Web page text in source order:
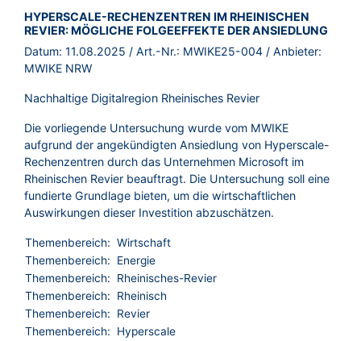
BROSCHÜRE:
HYPERSCALE-RECHENZENTREN IM RHEINISCHEN
REVIER: MÖGLICHE FOLGEEFFEKTE DER ANSIEDLUNG
Datum: 11.08.2025 / Art.-Nr.: MWIKE25-004 / Anbieter:
MWIKE NRW
Nachhaltige Digitalregion Rheinisches Revier
Die vorliegende Untersuchung wurde vom MWIKE
aufgrund der angekündigten Ansiedlung von Hyperscale-
Rechenzentren durch das Unternehmen Microsoft im
Rheinischen Revier beauftragt. Die Untersuchung soll eine
fundierte Grundlage bieten, um die wirtschaftlichen
Auswirkungen dieser Investition abzuschätzen.
Themenbereich: Wirtschaft
Themenbereich:
Energie
Themenbereich:
Rheinisches-Revier
Themenbereich:
Rheinisch
Themenbereich:
Revier
Themenbereich:
Hyperscale